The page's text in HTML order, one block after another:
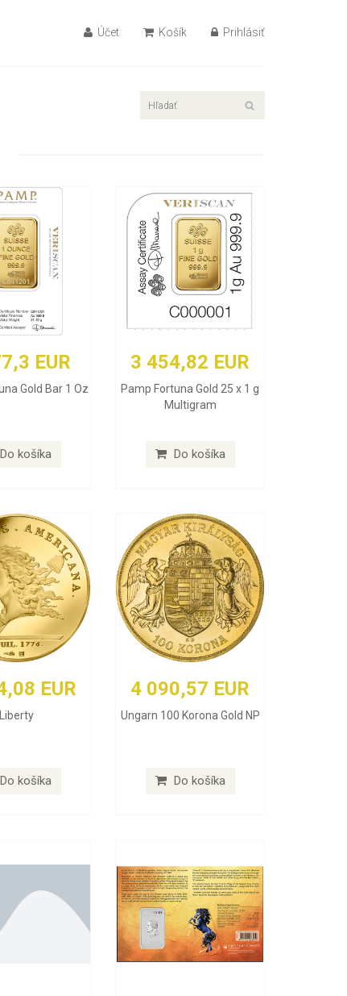
Účet Košík Prihlásiť
EUR
Gold Bar 1 Oz
Do košíka
3 454,82 EUR
Pamp Fortuna Gold 25 x 1 g
Multigram
Do košíka
EUR
Liberty
Do košíka
4 090,57 EUR
Ungarn 100 Korona Gold NP
Do košíka